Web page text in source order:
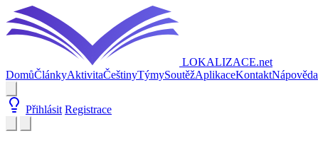
LOKALIZACE.net
DomůČlánkyAktivitaČeštinyTýmySoutěžAplikaceKontaktNápověda
Přihlásit Registrace